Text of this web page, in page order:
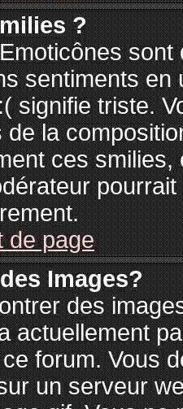
?
sentiments
signifie triste.
de la
ces
de page
Images?
des
actuellement
forum. Vous
un serveur